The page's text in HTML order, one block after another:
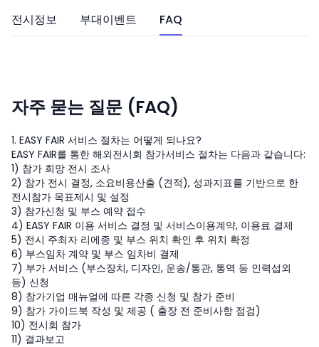
전시정보 부대이벤트 FAQ
자주 묻는 질문 (FAQ)
1. EASY FAIR 서비스 절차는 어떻게 되나요?
EASY FAIR를 통한 해외전시회 참가서비스 절차는 다음과 같습니다:
1) 참가 희망 전시 조사
2) 참가 전시 결정, 소요비용산출 (견적), 성과지표를 기반으로 한
전시참가 목표제시 및 설정
3) 참가신청 및 부스 예약 접수
4) EASY FAIR 이용 서비스 결정 및 서비스이용계약, 이용료 결제
5) 전시 주최자 리에종 및 부스 위치 확인 후 위치 확정
6) 부스임차 계약 및 부스 임차비 결제
7) 부가 서비스 (부스장치, 디자인, 운송/통관, 통역 등 인력섭외
등) 신청
8) 참가기업 매뉴얼에 따른 각종 신청 및 참가 준비
9) 참가 가이드북 작성 및 제공 ( 출장 전 준비사항 점검)
10) 전시회 참가
11) 결과보고